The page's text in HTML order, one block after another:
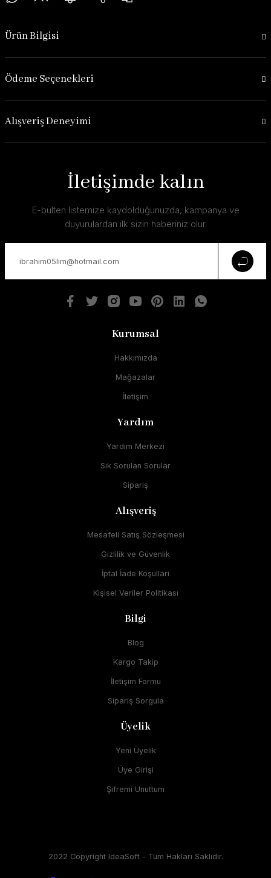
Ürün Bilgisi
Ödeme Seçenekleri
Alışveriş Deneyimi
İletişimde kalın
E-bülten listemize kaydolduğunuzda, kampanya ve
duyurulardan ilk sizin haberiniz olur.
Kurumsal
Hakkımızda
Mağazalar
İletişim
Yardım
Yardım Merkezi
Sık Sorulan Sorular
Sipariş
Alışveriş
Mesafeli Satış Sözleşmesi
Gizlilik ve Güvenlik
İptal İade Koşullari
Kişisel Veriler Politikası
Bilgi
Blog
Kargo Takip
İletişim Formu
Sipariş Sorgula
Üyelik
Yeni Üyelik
Üye Girişi
Şifremi Unuttum
2022 Copyright IdeaSoft - Tüm Hakları Saklıdır.